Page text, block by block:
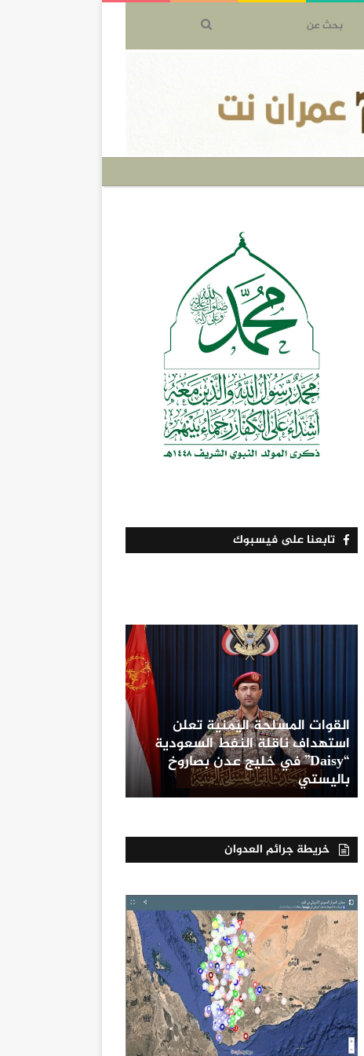
تابعنا على فيسبوك
القوات المسلحة اليمنية تعلن
استهداف ناقلة النفط السعودية
“Daisy” في خليج عدن بصاروخ
باليستي
خريطة جرائم العدوان